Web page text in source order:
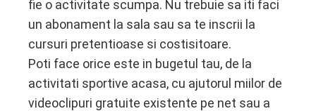
fie o activitate scumpa. Nu trebuie sa iti faci
un abonament la sala sau sa te inscrii la
cursuri pretentioase si costisitoare.
Poti face orice este in bugetul tau, de la
activitati sportive acasa, cu ajutorul miilor de
videoclipuri gratuite existente pe net sau a